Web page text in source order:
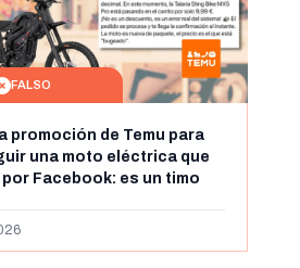
FALSO
promoción de Temu para
una moto eléctrica que
Facebook: es un timo